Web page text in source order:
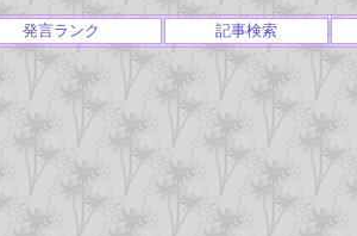
発言ランク 記事検索